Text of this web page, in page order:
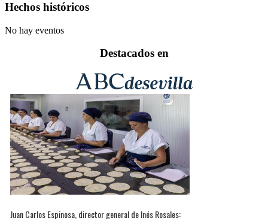
Hechos históricos
No hay eventos
Destacados en
Juan Carlos Espinosa, director general de Inés Rosales: